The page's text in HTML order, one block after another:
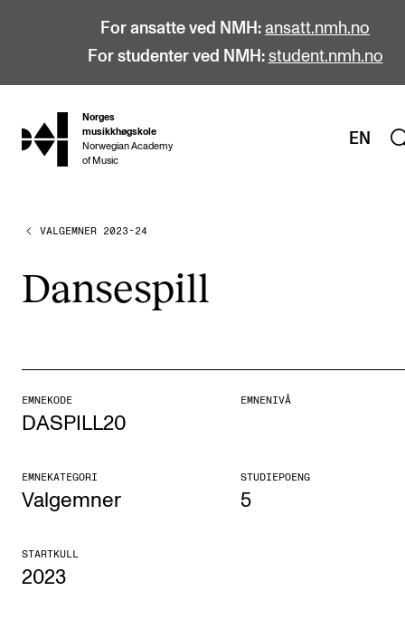
For ansatte ved NMH: ansatt.nmh.no
For studenter ved NMH: student.nmh.no
hjem
Norges
musikkhøgskole
Norwegian Academy
of Music
EN
STUDIER
Bachelor
Doktorgrad
Årsstudium og videreutdanning
Etterutdanning og kurs
Søknad og opptak
VALGEMNER 2023-24
Danse­spill
EMNEKODE
DASPILL20
EMNENIVÅ
EMNEKATEGORI
Valgemner
STUDIEPOENG
5
STARTKULL
2023